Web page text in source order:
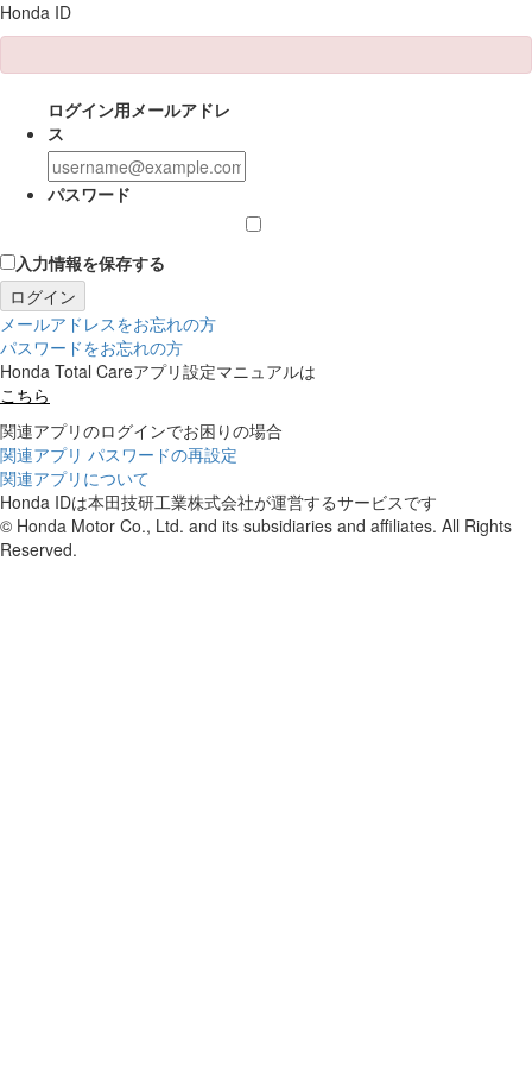
Honda ID
ログイン用メールアドレ
ス
パスワード
入力情報を保存する
ログイン
メールアドレスをお忘れの方
パスワードをお忘れの方
Honda Total Careアプリ設定マニュアルは
こちら
関連アプリのログインでお困りの場合
関連アプリ パスワードの再設定
関連アプリについて
Honda IDは本田技研工業株式会社が運営するサービスです
© Honda Motor Co., Ltd. and its subsidiaries and affiliates. All Rights
Reserved.